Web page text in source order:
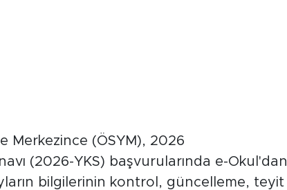
Merkezince (ÖSYM), 2026
(2026-YKS) başvurularında e-Okul'dan
bilgilerinin kontrol, güncelleme, teyit